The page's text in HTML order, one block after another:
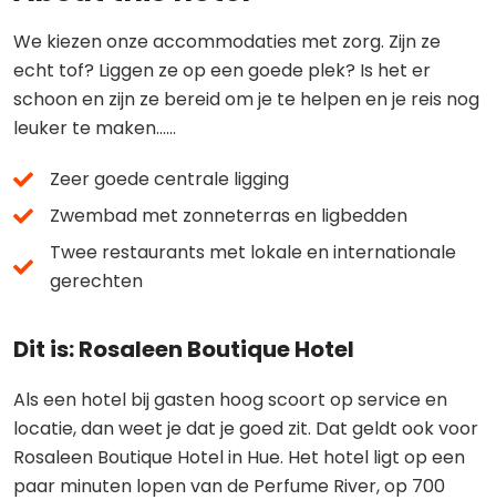
We kiezen onze accommodaties met zorg. Zijn ze
echt tof? Liggen ze op een goede plek? Is het er
schoon en zijn ze bereid om je te helpen en je reis nog
leuker te maken……
Zeer goede centrale ligging
Zwembad met zonneterras en ligbedden
Twee restaurants met lokale en internationale
gerechten
Dit is: Rosaleen Boutique Hotel
Als een hotel bij gasten hoog scoort op service en
locatie, dan weet je dat je goed zit. Dat geldt ook voor
Rosaleen Boutique Hotel in Hue. Het hotel ligt op een
paar minuten lopen van de Perfume River, op 700